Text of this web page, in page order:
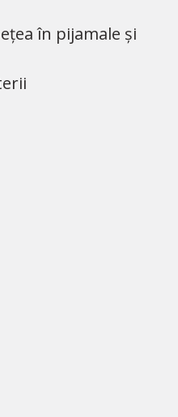
în pijamale și